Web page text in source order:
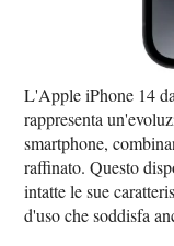
L'Apple iPhone 14
rappresenta
smartphone,
raffinato. Questo
intatte le sue
d'uso che soddisfa